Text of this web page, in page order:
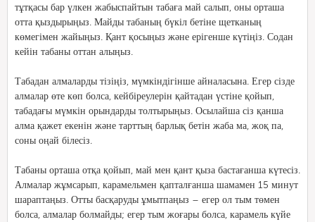
тұтқасы бар үлкен жабыспайтын табаға май салып, оны орташа
отта қыздырыңыз. Майды табаның бүкіл бетіне щетканың
көмегімен жайыңыз. Қант қосыңыз және ерігенше күтіңіз. Содан
кейін табаны оттан алыңыз.
Табадан алмаларды тізіңіз, мүмкіндігінше айналасына. Егер сізде
алмалар өте көп болса, кейбіреулерін қайтадан үстіне қойып,
табадағы мүмкін орындарды толтырыңыз. Осылайша сіз қанша
алма қажет екенін және тарттың барлық бетін жаба ма, жоқ па,
соны оңай білесіз.
Табаны орташа отқа қойып, май мен қант қыза бастағанша күтесіз.
Алмалар жұмсарып, карамельмен қапталғанша шамамен 15 минут
шараптаңыз. Отты басқаруды ұмытпаңыз – егер ол тым төмен
болса, алмалар болмайды; егер тым жоғары болса, карамель күйе